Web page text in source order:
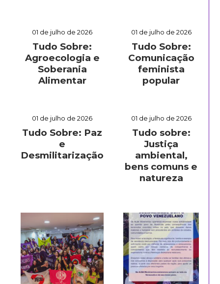
01 de julho de 2026
Tudo Sobre:
Agroecologia e
Soberania
Alimentar
01 de julho de 2026
Tudo Sobre:
Comunicação
feminista
popular
01 de julho de 2026
Tudo Sobre: Paz
e
Desmilitarização
01 de julho de 2026
Tudo sobre:
Justiça
ambiental,
bens comuns e
natureza